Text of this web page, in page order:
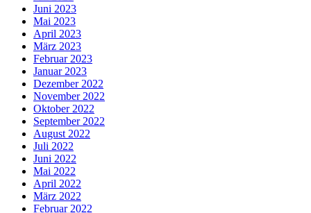
Juni 2023
Mai 2023
April 2023
März 2023
Februar 2023
Januar 2023
Dezember 2022
November 2022
Oktober 2022
September 2022
August 2022
Juli 2022
Juni 2022
Mai 2022
April 2022
März 2022
Februar 2022